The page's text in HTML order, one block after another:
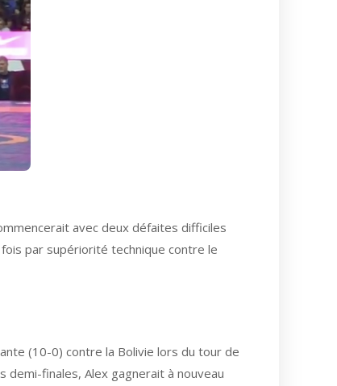
avec deux défaites difficiles
par supériorité technique contre le
(10-0) contre la Bolivie lors du tour de
demi-finales, Alex gagnerait à nouveau